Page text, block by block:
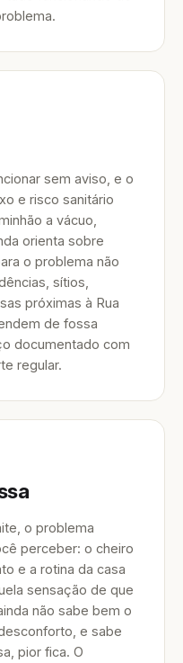
sem aviso, e o
e risco sanitário
a vácuo,
orienta sobre
o problema não
sítios,
próximas à Rua
de fossa
documentado com
regular.
o problema
perceber: o cheiro
e a rotina da casa
sensação de que
não sabe bem o
e sabe
pior fica. O